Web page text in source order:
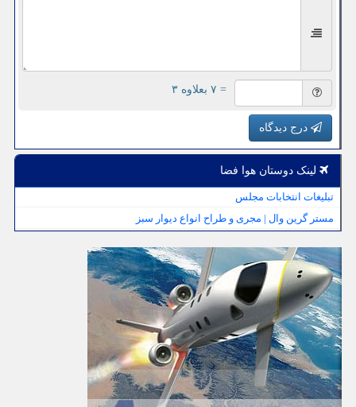
= ۷ بعلاوه ۳
درج دیدگاه
لینک دوستان هوا فضا
تبلیغات انتخابات مجلس
مستر گرین وال | مجری و طراح انواع دیوار سبز